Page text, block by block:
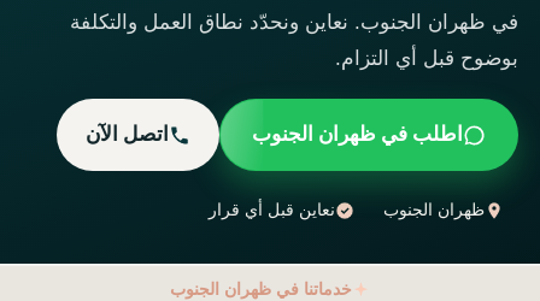
في ظهران الجنوب. نعاين ونحدّد نطاق العمل والتكلفة
بوضوح قبل أي التزام.
اطلب في ظهران الجنوب اتصل الآن
ظهران الجنوب نعاين قبل أي قرار
خدماتنا في ظهران الجنوب